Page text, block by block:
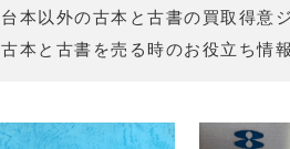
台本以外の古本と古書の買取得意
古本と古書を売る時のお役立ち情報